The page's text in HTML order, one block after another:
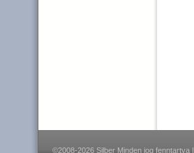
©2008-2026 Silber Minden jog fenntartva |